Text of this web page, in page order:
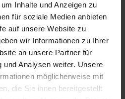
Inhalte und Anzeigen zu
für soziale Medien anbieten
auf unsere Website zu
wir Informationen zu Ihrer
an unsere Partner für
und Analysen weiter. Unsere
möglicherweise mit
die Sie ihnen bereitgestellt
sich die Frage, ob das
Mitbestimmung
Konfigurationen der
entstehen.
empirisch angelegten
der Konzernbetriebsrat in
an Bedeutung